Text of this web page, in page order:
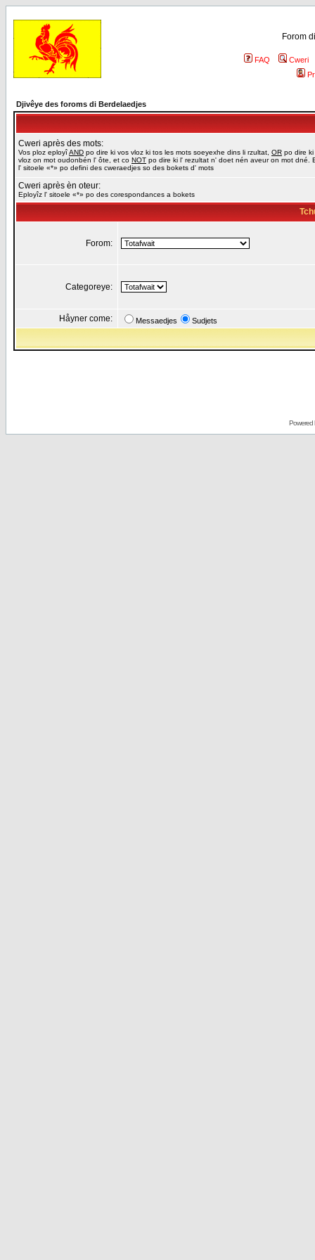
Forom
FAQ
Cweri
Djivêye des foroms di Berdelaedjes
Cweri après des mots:
Vos ploz eployîAND po dire ki vos vloz ki tos les mots soeyexhe dins li rzultat, OR po dire ki
vloz on mot oudonbén l' ôte, et co NOT po dire ki l' rezultat n' doet nén aveur on mot dné.
l' sitoele «*» po defini des cweraedjes so des bokets d' mots
Cweri après èn oteur:
Eployîz l' sitoele «*» po des corespondances a bokets
Forom:
Categoreye:
Håyner come: Messaedjes Sudjets
Powered